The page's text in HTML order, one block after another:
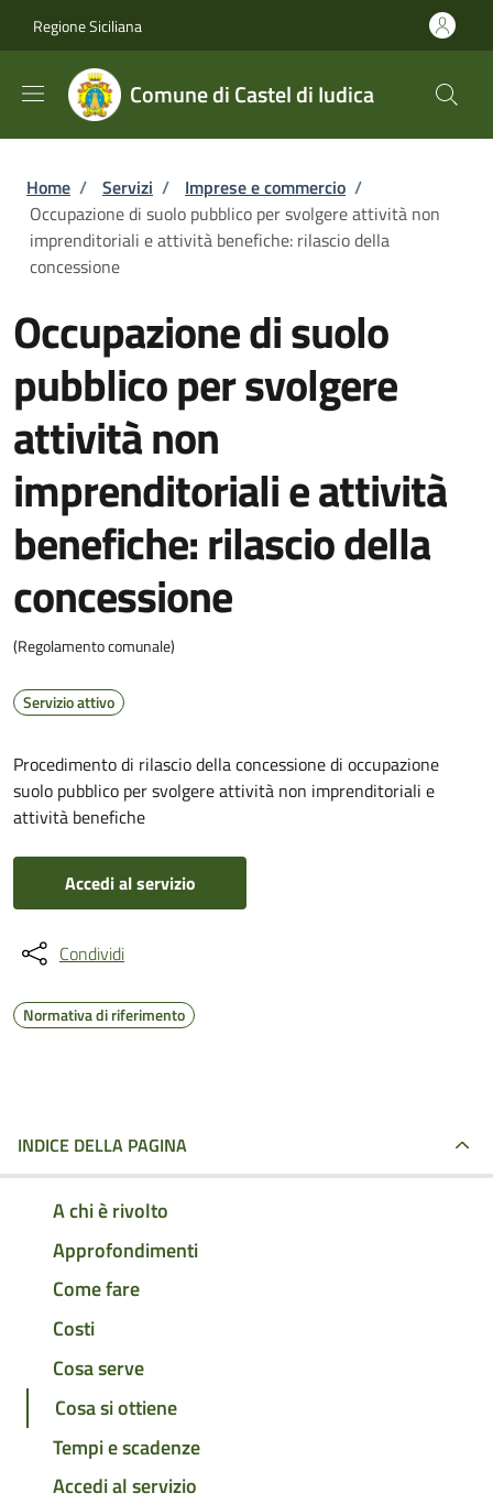
Regione Siciliana
Comune di Castel di Iudica
Briciole di pane
Home / Servizi / Imprese e commercio /
Occupazione di suolo pubblico per svolgere attività non
imprenditoriali e attività benefiche: rilascio della
concessione
Occupazione di suolo
pubblico per svolgere
attività non
imprenditoriali e attività
benefiche: rilascio della
concessione
(Regolamento comunale)
Servizio attivo
Procedimento di rilascio della concessione di occupazione
suolo pubblico per svolgere attività non imprenditoriali e
attività benefiche
Accedi al servizio
Condividi
Normativa di riferimento
INDICE DELLA PAGINA
A chi è rivolto
Approfondimenti
Come fare
Costi
Cosa serve
Cosa si ottiene
Tempi e scadenze
Accedi al servizio